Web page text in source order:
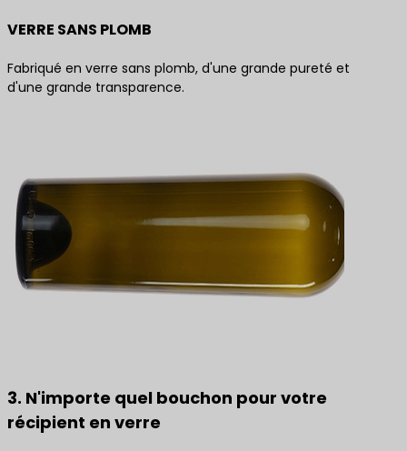
VERRE SANS PLOMB
Fabriqué en verre sans plomb, d'une grande pureté et
d'une grande transparence.
3. N'importe quel bouchon pour votre
récipient en verre